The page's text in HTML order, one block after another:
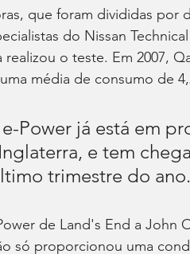
que foram divididas por
do Nissan
realizou o teste. Em 2007,
média de consumo de
Power já está em
e tem
trimestre do ano.
de Land's End a
só proporcionou uma